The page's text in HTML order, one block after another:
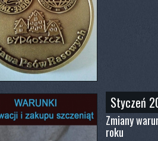
Styczeń
Zmiany
roku